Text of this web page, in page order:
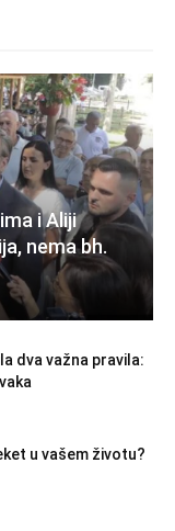
i Aliji
nema bh.
dva važna pravila:
u vašem životu?